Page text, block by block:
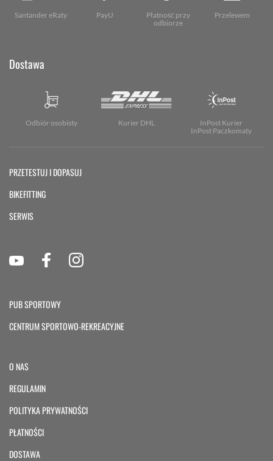
Santander eRaty PayU
Płatność przy
odbiorze
Przelewem
Dostawa
Odbiór osobisty Kurier DHL
InPost Kurier
InPost Paczkomaty
PRZETESTUJ I DOPASUJ
BIKEFITTING
SERWIS
PUB SPORTOWY
CENTRUM SPORTOWO-REKREACYJNE
O NAS
REGULAMIN
POLITYKA PRYWATNOŚCI
PŁATNOŚCI
DOSTAWA